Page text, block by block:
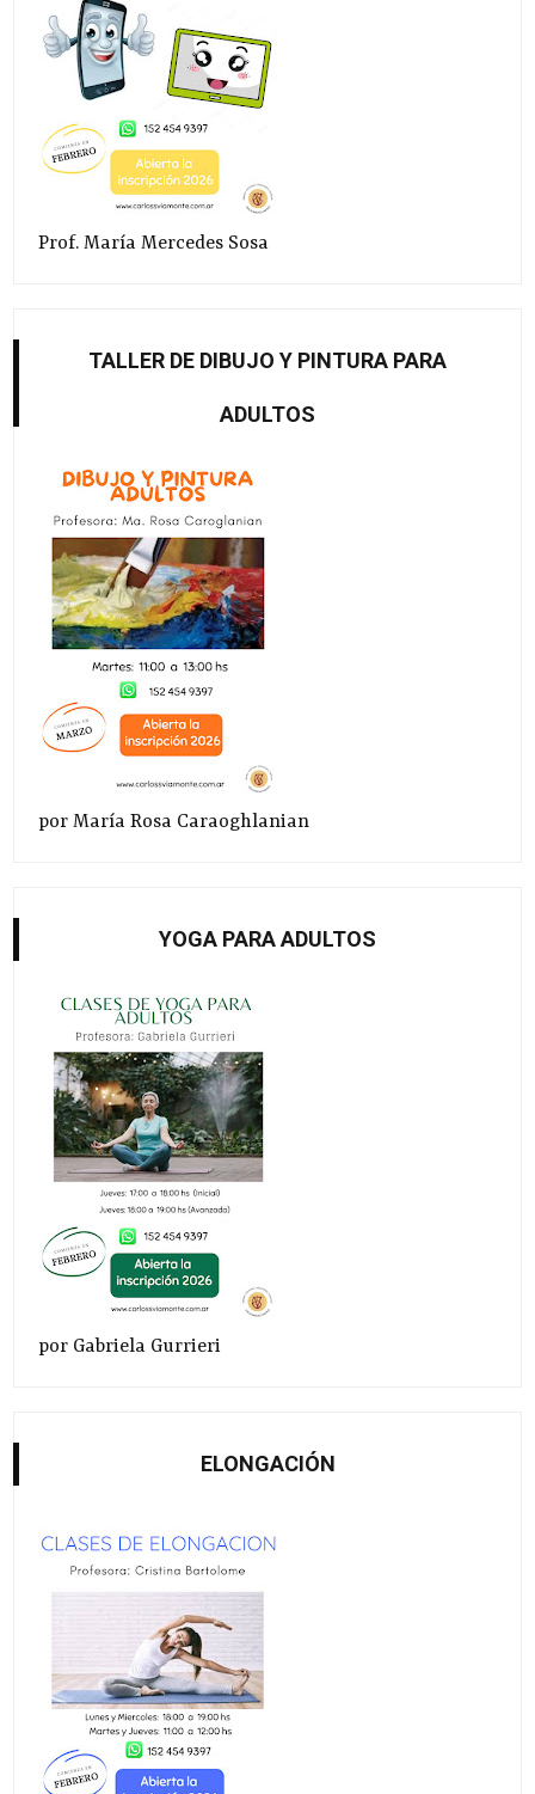
Prof. María Mercedes Sosa
TALLER DE DIBUJO Y PINTURA PARA
ADULTOS
por María Rosa Caraoghlanian
YOGA PARA ADULTOS
por Gabriela Gurrieri
ELONGACIÓN